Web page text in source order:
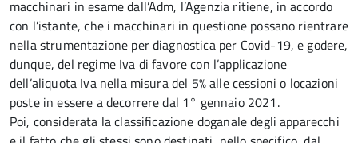
macchinari in esame dall’Adm, l’Agenzia ritiene, in accordo
con l’istante, che i macchinari in questione possano rientrare
nella strumentazione per diagnostica per Covid-19, e godere,
dunque, del regime Iva di favore con l’applicazione
dell’aliquota Iva nella misura del 5% alle cessioni o locazioni
poste in essere a decorrere dal 1° gennaio 2021.
Poi, considerata la classificazione doganale degli apparecchi